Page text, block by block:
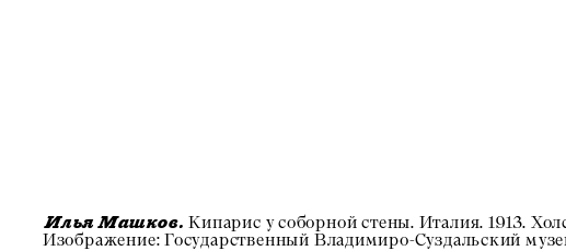
Илья Машков. Кипарис у соборной стены. Италия. 1913.
Изображение: Государственный Владимиро-Суздальский